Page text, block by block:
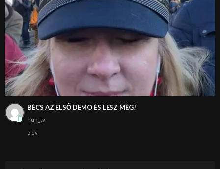
BÉCS AZ ELSŐ DEMO ÉS LESZ MÉG!
hun_tv
5 év